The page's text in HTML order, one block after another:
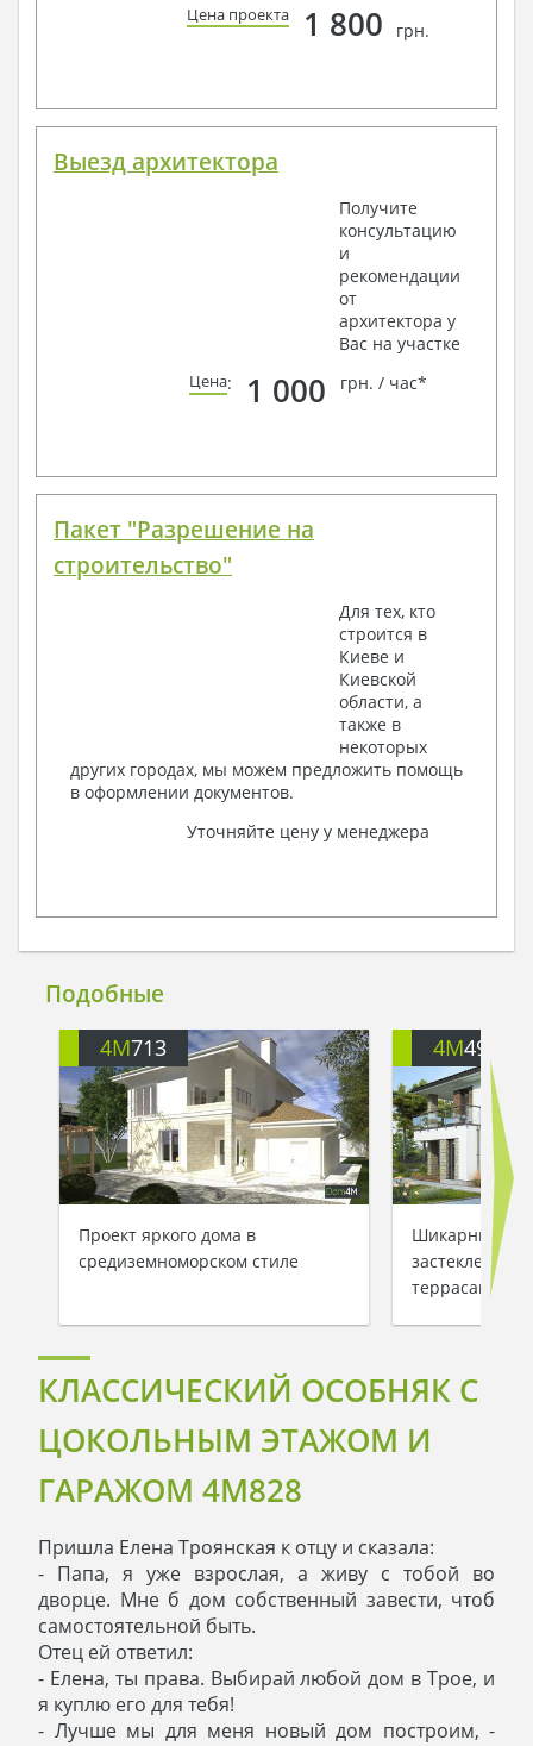
Цена проекта 1 800 грн.
Выезд архитектора
Получите
консультацию
и
рекомендации
от
архитектора у
Вас на участке
Цена: 1 000 грн. / час*
Пакет "Разрешение на
строительство"
Для тех, кто
строится в
Киеве и
Киевской
области, а
также в
некоторых
других городах, мы можем предложить помощь
в оформлении документов.
Уточняйте цену у менеджера
Подобные
4M713
Проект яркого дома в
средиземноморском стиле
4M499
Шикарный
террасами
КЛАССИЧЕСКИЙ ОСОБНЯК С
ЦОКОЛЬНЫМ ЭТАЖОМ И
ГАРАЖОМ 4M828
Пришла Елена Троянская к отцу и сказала:
- Папа, я уже взрослая, а живу с тобой во
дворце. Мне б дом собственный завести, чтоб
самостоятельной быть.
Отец ей ответил:
- Елена, ты права. Выбирай любой дом в Трое, и
я куплю его для тебя!
- Лучше мы для меня новый дом построим, -